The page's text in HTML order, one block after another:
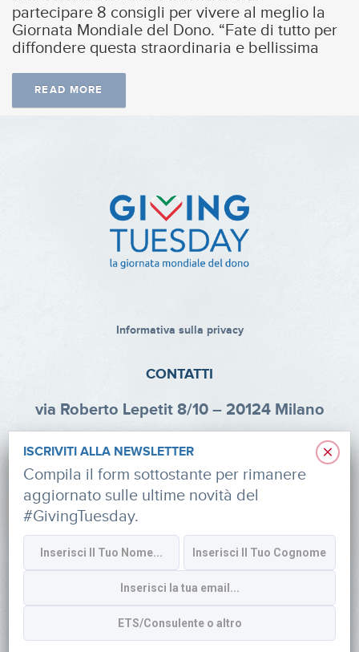
partecipare 8 consigli per vivere al meglio la
Giornata Mondiale del Dono. “Fate di tutto per
diffondere questa straordinaria e bellissima
READ MORE
Informativa sulla privacy
CONTATTI
via Roberto Lepetit 8/10 – 20124 Milano
Tel: +39 02 47924880
CF: 91374340379
SOCIAL
×
ISCRIVITI ALLA NEWSLETTER
Compila il form sottostante per rimanere
aggiornato sulle ultime novità del
#GivingTuesday.